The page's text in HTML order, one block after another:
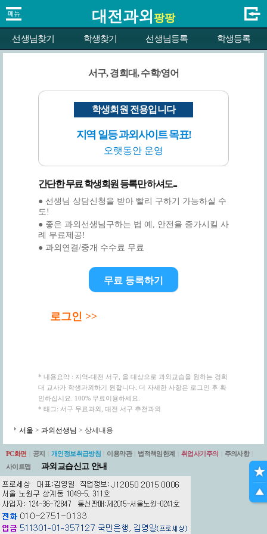
대전과외 팡팡
선생님찾기 학생찾기 선생님등록 학생등록
서구, 경희대, 수학/영어
학생회원 전용입니다
지역 일등 과외사이트 목표!
오랫동안 운영
간단한 무료 학생회원 등록만 하셔도...
● 선생님 상담신청을 받아 빨리 구하기 가능하실 수
도!
● 좋은 과외선생님구하는 법 예, 안전을 증가시킬 사
례 무료제공!
● 과외연결/중개 수수료 무료
무료 등록하기
로그인 >>
* 내용요약 : 지역-대전 서구, 을 대상으로 과외교습을 원하는 경희
대 교사가 학생과외하기 원합니다. 더 자세한 사항은 로그인 후 확
인하십시요. 100% 무료이용하세요.
* 태그: 서구 무료과외, 대전 서구 추천과외
서울 > 과외선생님 > 상세내용
PC화면 공지 개인정보취급방침 이용약관 법적책임한계 취업사기주의 주의사항
사이트맵
과외교습신고 안내